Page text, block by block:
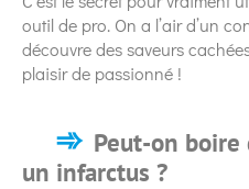
outil de pro. On a l’air d’un
découvre des saveurs
plaisir de passionné !
Peut-on boire
un infarctus ?